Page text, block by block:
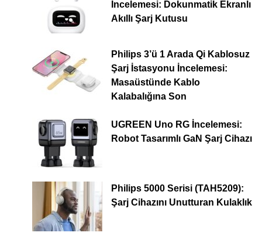
İncelemesi: Dokunmatik Ekranlı
Akıllı Şarj Kutusu
Philips 3’ü 1 Arada Qi Kablosuz
Şarj İstasyonu İncelemesi:
Masaüstünde Kablo
Kalabalığına Son
UGREEN Uno RG İncelemesi:
Robot Tasarımlı GaN Şarj Cihazı
Philips 5000 Serisi (TAH5209):
Şarj Cihazını Unutturan Kulaklık